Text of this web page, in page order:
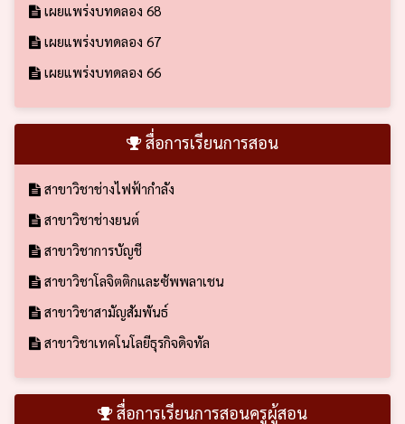
เผยแพร่งบทดลอง 68
เผยแพร่งบทดลอง 67
เผยแพร่งบทดลอง 66
สื่อการเรียนการสอน
สาขาวิชาช่างไฟฟ้ากำลัง
สาขาวิชาช่างยนต์
สาขาวิชาการบัญชี
สาขาวิชาโลจิตติกและซัพพลาเชน
สาขาวิชาสามัญสัมพันธ์
สาขาวิชาเทคโนโลยีธุรกิจดิจทัล
สื่อการเรียนการสอนครูผู้สอน